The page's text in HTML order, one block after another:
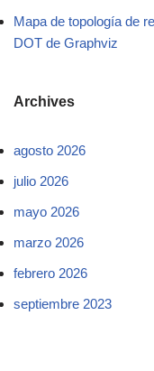
Mapa de topología de
DOT de Graphviz
Archives
agosto 2026
julio 2026
mayo 2026
marzo 2026
febrero 2026
septiembre 2023